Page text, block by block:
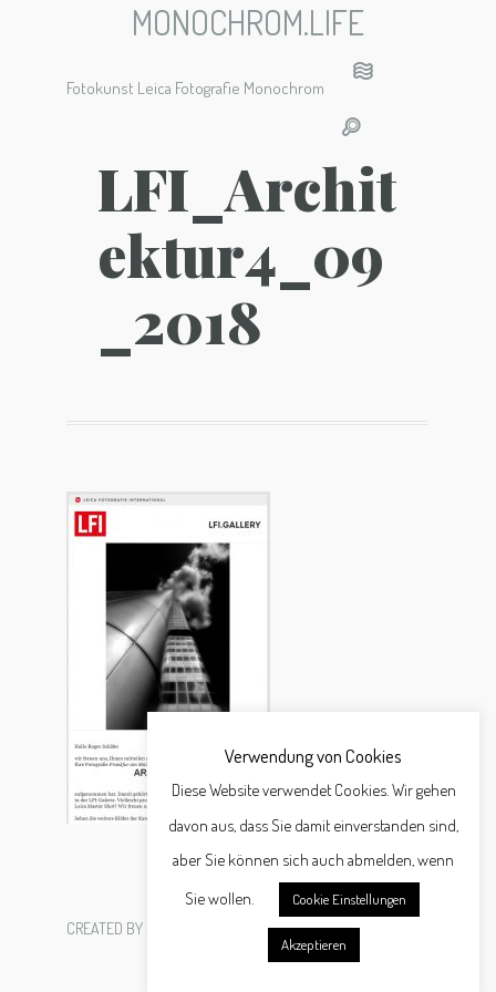
MONOCHROM.LIFE
Fotokunst Leica Fotografie Monochrom
LFI_Archit
ektur4_09
_2018
CREATED BY SCHÄFER WERBEAGENTUR GMBH
Verwendung von Cookies
Diese Website verwendet Cookies. Wir gehen
davon aus, dass Sie damit einverstanden sind,
aber Sie können sich auch abmelden, wenn
Sie wollen.
Cookie Einstellungen
Akzeptieren